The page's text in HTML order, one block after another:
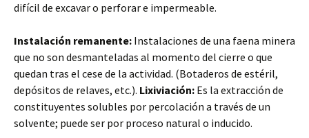
difícil de excavar o perforar e impermeable.
Instalación remanente: Instalaciones de una faena minera
que no son desmanteladas al momento del cierre o que
quedan tras el cese de la actividad. (Botaderos de estéril,
depósitos de relaves, etc.). Lixiviación: Es la extracción de
constituyentes solubles por percolación a través de un
solvente; puede ser por proceso natural o inducido.